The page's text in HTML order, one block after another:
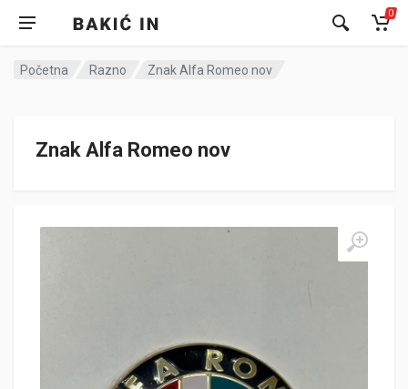
0
Početna Razno Znak Alfa Romeo nov
Znak Alfa Romeo nov